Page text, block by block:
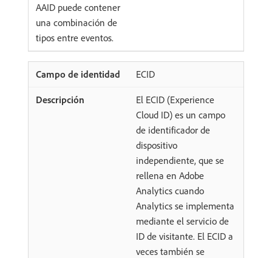
AAID puede contener
una combinación de
tipos entre eventos.
ECID
El ECID (Experience
Cloud ID) es un campo
de identificador de
dispositivo
independiente, que se
rellena en Adobe
Analytics cuando
Analytics se implementa
mediante el servicio de
ID de visitante. El ECID a
veces también se